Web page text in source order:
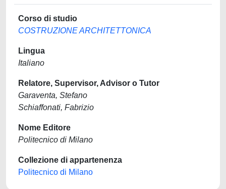
Corso di studio
COSTRUZIONE ARCHITETTONICA
Lingua
Italiano
Relatore, Supervisor, Advisor o Tutor
Garaventa, Stefano
Schiaffonati, Fabrizio
Nome Editore
Politecnico di Milano
Collezione di appartenenza
Politecnico di Milano